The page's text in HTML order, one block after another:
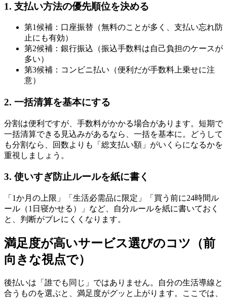
1. 支払い方法の優先順位を決める
第1候補：口座振替（無料のことが多く、支払い忘れ防
止にも有効）
第2候補：銀行振込（振込手数料は自己負担のケースが
多い）
第3候補：コンビニ払い（便利だが手数料上乗せに注
意）
2. 一括清算を基本にする
分割は便利ですが、手数料がかかる場合があります。短期で
一括清算できる見込みがあるなら、一括を基本に。どうして
も分割なら、回数よりも「総支払い額」がいくらになるかを
重視しましょう。
3. 使いすぎ防止ルールを紙に書く
「1か月の上限」「生活必需品に限定」「買う前に24時間ル
ール（1日寝かせる）」など、自分ルールを紙に書いておく
と、判断がブレにくくなります。
満足度が高いサービス選びのコツ（前
向きな視点で）
後払いは「誰でも同じ」ではありません。自分の生活導線と
合うものを選ぶと、満足度がグッと上がります。ここでは、